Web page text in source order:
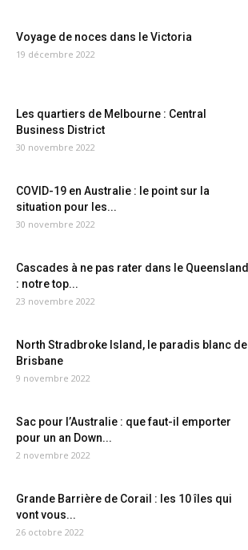
Voyage de noces dans le Victoria
19 décembre 2022
Les quartiers de Melbourne : Central
Business District
30 novembre 2022
COVID-19 en Australie : le point sur la
situation pour les...
30 novembre 2022
Cascades à ne pas rater dans le Queensland
: notre top...
23 novembre 2022
North Stradbroke Island, le paradis blanc de
Brisbane
9 novembre 2022
Sac pour l’Australie : que faut-il emporter
pour un an Down...
2 novembre 2022
Grande Barrière de Corail : les 10 îles qui
vont vous...
26 octobre 2022